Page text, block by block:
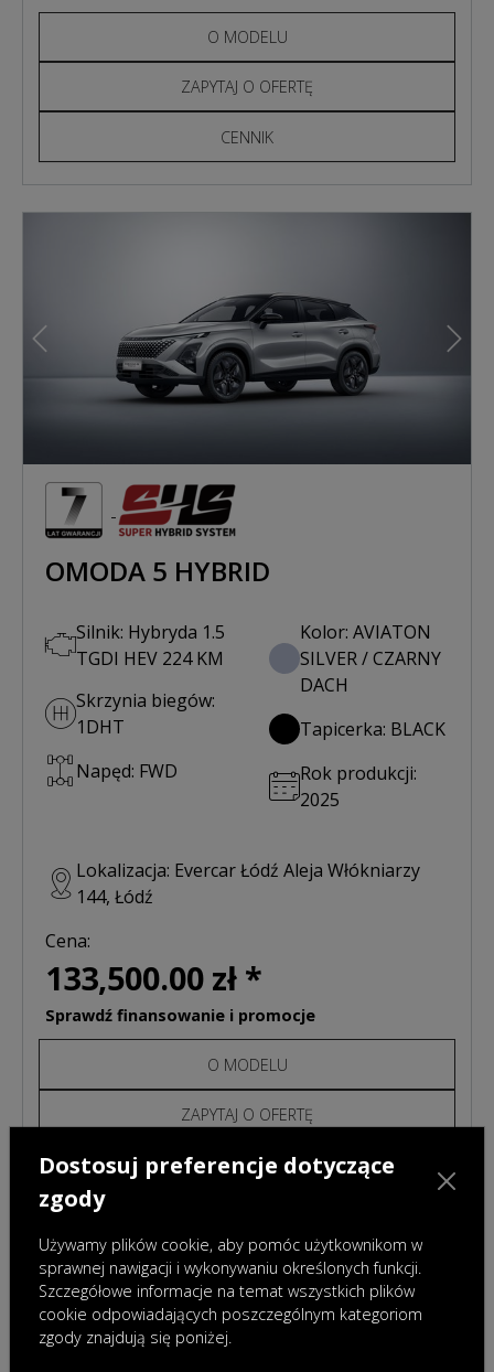
O MODELU
ZAPYTAJ O OFERTĘ
CENNIK
Poprzedni
OMODA 5 HYBRID
Silnik: Hybryda 1.5
TGDI HEV 224 KM
Skrzynia biegów:
1DHT
Napęd: FWD
Kolor: AVIATON
SILVER / CZARNY
DACH
Tapicerka: BLACK
Rok produkcji:
2025
Lokalizacja: Evercar Łódź Aleja Włókniarzy
144, Łódź
Cena:
133,500.00 zł *
Sprawdź finansowanie i promocje
O MODELU
ZAPYTAJ O OFERTĘ
CENNIK
Dostosuj preferencje dotyczące
zgody
Używamy plików cookie, aby pomóc użytkownikom w
sprawnej nawigacji i wykonywaniu określonych funkcji.
Szczegółowe informacje na temat wszystkich plików
cookie odpowiadających poszczególnym kategoriom
zgody znajdują się poniżej.